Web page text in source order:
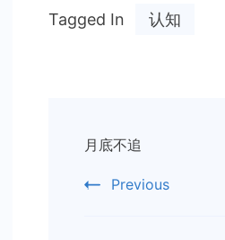
Tagged In 认知
Navigation
月底不追
Previous